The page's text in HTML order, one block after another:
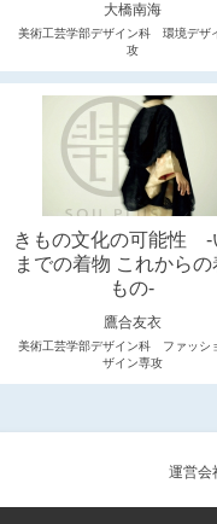
大橋南海
美術工芸学部デザイン科 環境デザ
攻
きもの文化の可能性 -
までの着物 これからの
もの-
鷹合友衣
美術工芸学部デザイン科 ファッシ
ザイン専攻
運営会